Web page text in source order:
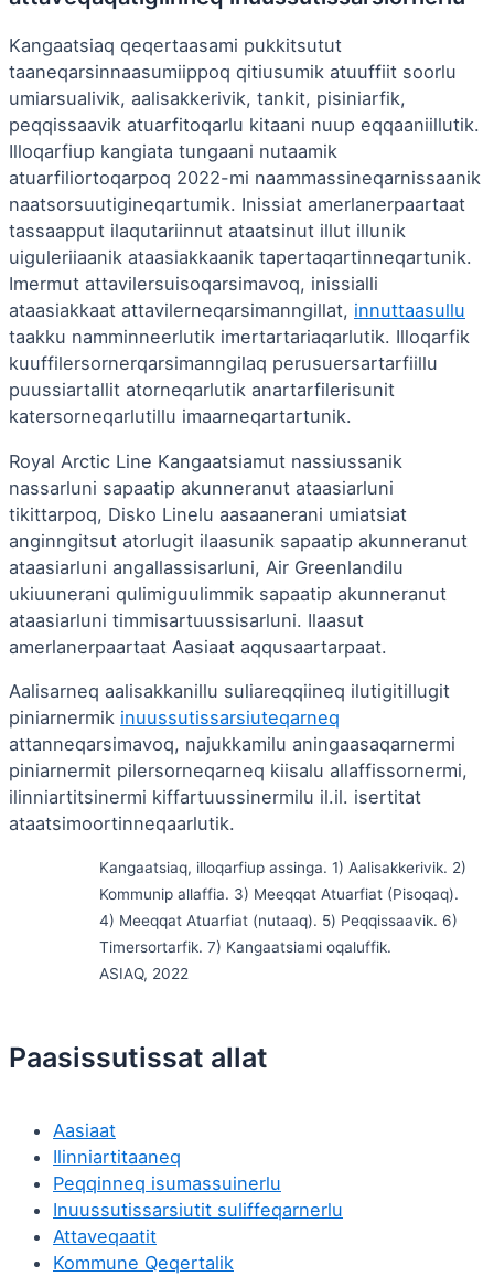
Kangaatsiaq qeqertaasami pukkitsutut
taaneqarsinnaasumiippoq qitiusumik atuuffiit soorlu
umiarsualivik, aalisakkerivik, tankit, pisiniarfik,
peqqissaavik atuarfitoqarlu kitaani nuup eqqaaniillutik.
Illoqarfiup kangiata tungaani nutaamik
atuarfiliortoqarpoq 2022-mi naammassineqarnissaanik
naatsorsuutigineqartumik. Inissiat amerlanerpaartaat
tassaapput ilaqutariinnut ataatsinut illut illunik
uiguleriiaanik ataasiakkaanik tapertaqartinneqartunik.
Imermut attavilersuisoqarsimavoq, inissialli
ataasiakkaat attavilerneqarsimanngillat, innuttaasullu
taakku namminneerlutik imertartariaqarlutik. Illoqarfik
kuuffilersornerqarsimanngilaq perusuersartarfiillu
puussiartallit atorneqarlutik anartarfilerisunit
katersorneqarlutillu imaarneqartartunik.
Royal Arctic Line Kangaatsiamut nassiussanik
nassarluni sapaatip akunneranut ataasiarluni
tikittarpoq, Disko Linelu aasaanerani umiatsiat
anginngitsut atorlugit ilaasunik sapaatip akunneranut
ataasiarluni angallassisarluni, Air Greenlandilu
ukiuunerani qulimiguulimmik sapaatip akunneranut
ataasiarluni timmisartuussisarluni. Ilaasut
amerlanerpaartaat Aasiaat aqqusaartarpaat.
Aalisarneq aalisakkanillu suliareqqiineq ilutigitillugit
piniarnermik inuussutissarsiuteqarneq
attanneqarsimavoq, najukkamilu aningaasaqarnermi
piniarnermit pilersorneqarneq kiisalu allaffissornermi,
ilinniartitsinermi kiffartuussinermilu il.il. isertitat
ataatsimoortinneqaarlutik.
Kangaatsiaq, illoqarfiup assinga. 1) Aalisakkerivik. 2)
Kommunip allaffia. 3) Meeqqat Atuarfiat (Pisoqaq).
4) Meeqqat Atuarfiat (nutaaq). 5) Peqqissaavik. 6)
Timersortarfik. 7) Kangaatsiami oqaluffik.
ASIAQ, 2022
Paasissutissat allat
Aasiaat
Ilinniartitaaneq
Peqqinneq isumassuinerlu
Inuussutissarsiutit suliffeqarnerlu
Attaveqaatit
Kommune Qeqertalik